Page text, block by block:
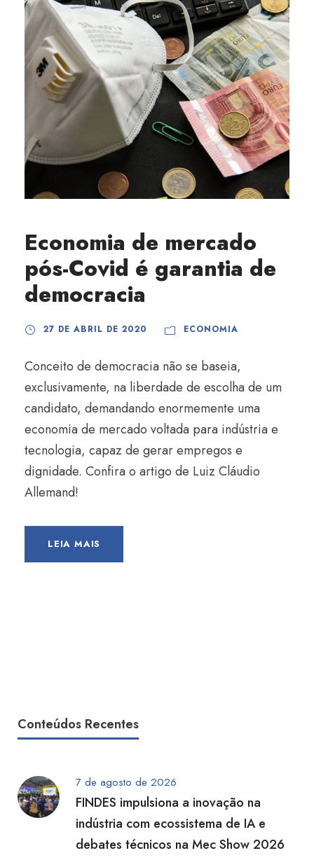
Economia de mercado
pós-Covid é garantia de
democracia
27 DE ABRIL DE 2020 ECONOMIA
Conceito de democracia não se baseia,
exclusivamente, na liberdade de escolha de um
candidato, demandando enormemente uma
economia de mercado voltada para indústria e
tecnologia, capaz de gerar empregos e
dignidade. Confira o artigo de Luiz Cláudio
Allemand!
LEIA MAIS
Conteúdos Recentes
7 de agosto de 2026
FINDES impulsiona a inovação na
indústria com ecossistema de IA e
debates técnicos na Mec Show 2026